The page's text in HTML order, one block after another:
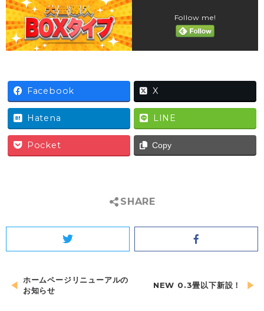
Follow me!
Facebook X
Hatena LINE
Pocket Copy
SHARE
Twitter
投 ホームページリニューアルの
お知らせ
NEW 0.3畳以下新設！